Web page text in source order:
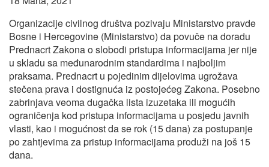
Organizacije civilnog društva pozivaju Ministarstvo pravde
Bosne i Hercegovine (Ministarstvo) da povuče na doradu
Prednacrt Zakona o slobodi pristupa informacijama jer nije
u skladu sa međunarodnim standardima i najboljim
praksama. Prednacrt u pojedinim dijelovima ugrožava
stečena prava i dostignuća iz postojećeg Zakona. Posebno
zabrinjava veoma dugačka lista izuzetaka ili mogućih
ograničenja kod pristupa informacijama u posjedu javnih
vlasti, kao i mogućnost da se rok (15 dana) za postupanje
po zahtjevima za pristup informacijama produži na još 15
dana.